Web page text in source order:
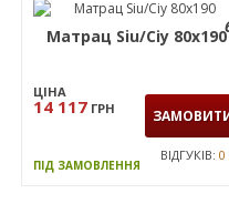
Матрац Siu/Сіу 80х190
ЦІНА
14 117 ГРН
ПІД ЗАМОВЛЕННЯ
ВІДГУКІВ:0